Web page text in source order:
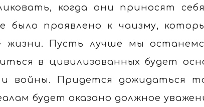
когда они приносят
было проявлено к чаизму,
жизни. Пусть лучше мы
в цивилизованных будет
войны. Придется дожидаться
будет оказано должное